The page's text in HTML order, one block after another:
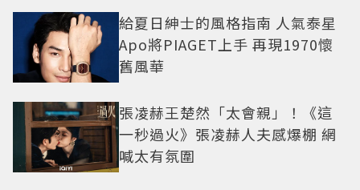
給夏日紳士的風格指南 人氣泰星
Apo將PIAGET上手 再現1970懷
舊風華
張凌赫王楚然「太會親」！《這
一秒過火》張凌赫人夫感爆棚 網
喊太有氛圍